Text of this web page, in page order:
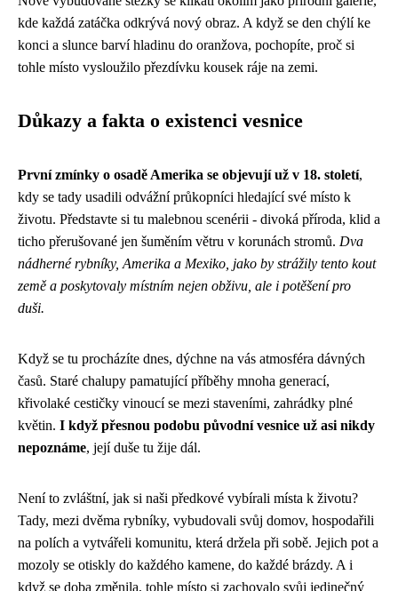
kde každá zatáčka odkrývá nový obraz. A když se den chýlí ke
konci a slunce barví hladinu do oranžova, pochopíte, proč si
tohle místo vysloužilo přezdívku kousek ráje na zemi.
Důkazy a fakta o existenci vesnice
První zmínky o osadě Amerika se objevují už v 18. století,
kdy se tady usadili odvážní průkopníci hledající své místo k
životu. Představte si tu malebnou scenérii - divoká příroda, klid a
ticho přerušované jen šuměním větru v korunách stromů. Dva
nádherné rybníky, Amerika a Mexiko, jako by strážily tento kout
země a poskytovaly místním nejen obživu, ale i potěšení pro
duši.
Když se tu procházíte dnes, dýchne na vás atmosféra dávných
časů. Staré chalupy pamatující příběhy mnoha generací,
křivolaké cestičky vinoucí se mezi staveními, zahrádky plné
květin. I když přesnou podobu původní vesnice už asi nikdy
nepoznáme, její duše tu žije dál.
Není to zvláštní, jak si naši předkové vybírali místa k životu?
Tady, mezi dvěma rybníky, vybudovali svůj domov, hospodařili
na polích a vytvářeli komunitu, která držela při sobě. Jejich pot a
mozoly se otiskly do každého kamene, do každé brázdy. A i
když se doba změnila, tohle místo si zachovalo svůj jedinečný